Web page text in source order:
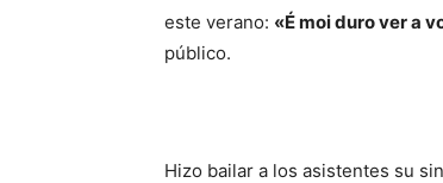
este verano: «É moi duro ver a
público.
Hizo bailar a los asistentes su